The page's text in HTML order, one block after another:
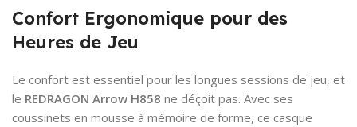
Confort Ergonomique pour des
Heures de Jeu
Le confort est essentiel pour les longues sessions de jeu, et
le REDRAGON Arrow H858 ne déçoit pas. Avec ses
coussinets en mousse à mémoire de forme, ce casque